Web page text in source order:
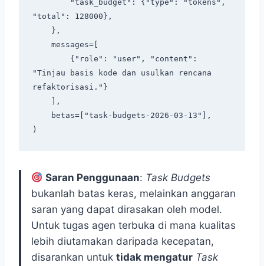
"total": 128000},
"Tinjau basis kode dan usulkan rencana
refaktorisasi."}
Saran Penggunaan: Task Budgets
bukanlah batas keras, melainkan anggaran
saran yang dapat dirasakan oleh model.
Untuk tugas agen terbuka di mana kualitas
lebih diutamakan daripada kecepatan,
disarankan untuk tidak mengatur Task